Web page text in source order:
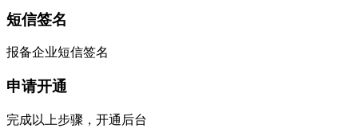
短信签名
报备企业短信签名
申请开通
完成以上步骤，开通后台